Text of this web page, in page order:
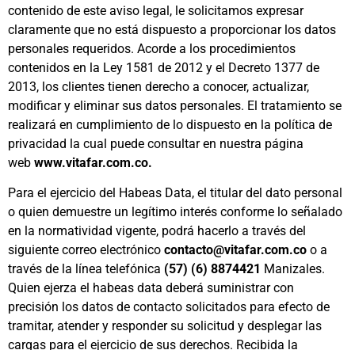
contenido de este aviso legal, le solicitamos expresar
claramente que no está dispuesto a proporcionar los datos
personales requeridos. Acorde a los procedimientos
contenidos en la Ley 1581 de 2012 y el Decreto 1377 de
2013, los clientes tienen derecho a conocer, actualizar,
modificar y eliminar sus datos personales. El tratamiento se
realizará en cumplimiento de lo dispuesto en la política de
privacidad la cual puede consultar en nuestra página
web www.vitafar.com.co.
Para el ejercicio del Habeas Data, el titular del dato personal
o quien demuestre un legítimo interés conforme lo señalado
en la normatividad vigente, podrá hacerlo a través del
siguiente correo electrónico contacto@vitafar.com.co o a
través de la línea telefónica (57) (6) 8874421 Manizales.
Quien ejerza el habeas data deberá suministrar con
precisión los datos de contacto solicitados para efecto de
tramitar, atender y responder su solicitud y desplegar las
cargas para el ejercicio de sus derechos. Recibida la